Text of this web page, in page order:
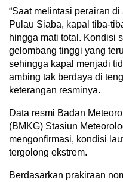
“Saat melintasi perairan
Pulau Siaba, kapal tiba-
hingga mati total. Kondisi
gelombang tinggi yang
sehingga kapal menjadi
ambing tak berdaya di
keterangan resminya.
Data resmi Badan
(BMKG) Stasiun
mengonfirmasi, kondisi
tergolong ekstrem.
Berdasarkan prakiraan